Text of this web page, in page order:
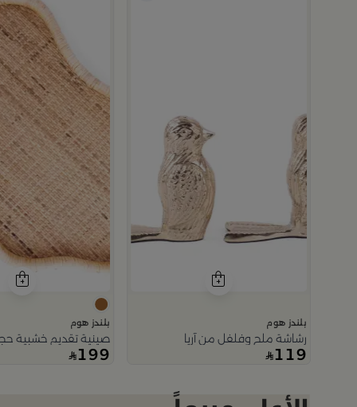
بلندز هوم
رشاشة ملح وفلفل من آريا
119
بلندز هوم
صينية تقديم خشبية حجم
199